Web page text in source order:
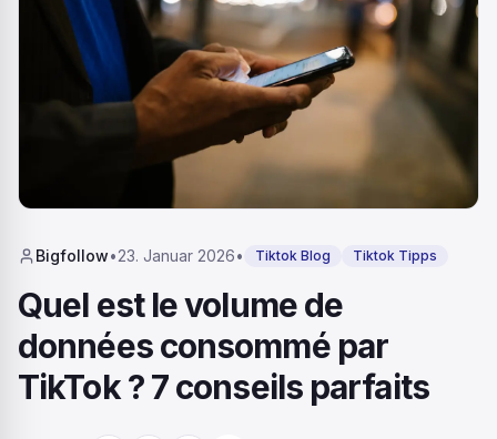
Bigfollow•23. Januar 2026• Tiktok Blog Tiktok Tipps
Quel est le volume de
données consommé par
TikTok ? 7 conseils parfaits